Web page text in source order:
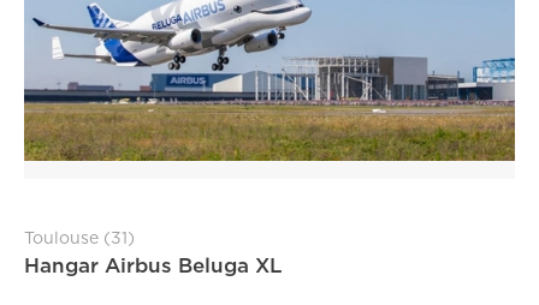
Toulouse (31)
Hangar Airbus Beluga XL